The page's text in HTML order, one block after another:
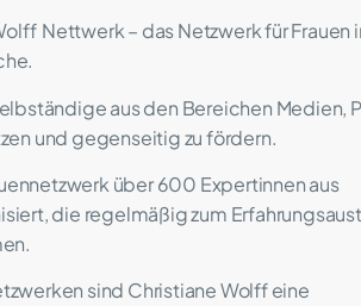
Nettwerk– das Netzwerk für Frauen
aus den Bereichen Medien,
und gegenseitig zu fördern.
über 600 Expertinnen aus
die regelmäßig zum
sind Christiane Wolff eine